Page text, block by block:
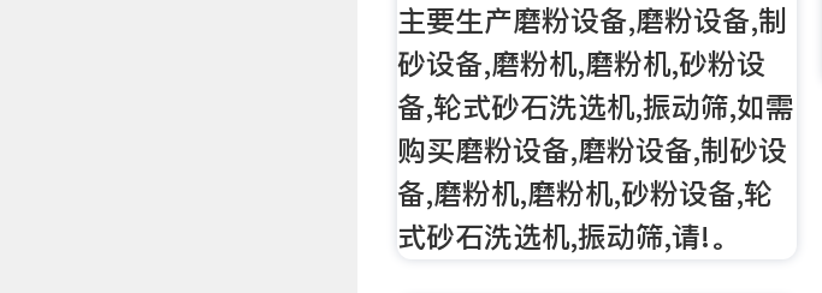
主要生产磨粉设备,磨粉设备,制
砂设备,磨粉机,磨粉机,砂粉设
备,轮式砂石洗选机,振动筛,如需
购买磨粉设备,磨粉设备,制砂设
备,磨粉机,磨粉机,砂粉设备,轮
式砂石洗选机,振动筛,请!。